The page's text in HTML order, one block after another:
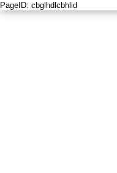
PageID: cbglhdlcbhlid